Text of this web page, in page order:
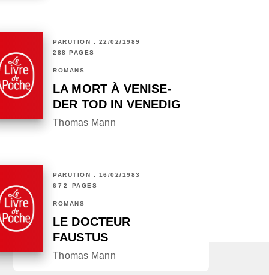
PARUTION : 22/02/1989
288 PAGES
ROMANS
LA MORT À VENISE-
DER TOD IN VENEDIG
Thomas Mann
PARUTION : 16/02/1983
672 PAGES
ROMANS
LE DOCTEUR
FAUSTUS
Thomas Mann